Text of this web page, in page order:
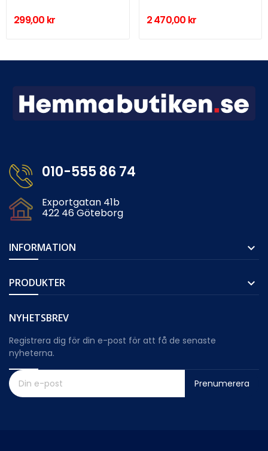
299,00 kr 2 470,00 kr
010-555 86 74
Exportgatan 41b
422 46 Göteborg
INFORMATION 
PRODUKTER 
NYHETSBREV
Registrera dig för din e-post för att få de senaste
nyheterna.
Prenumerera